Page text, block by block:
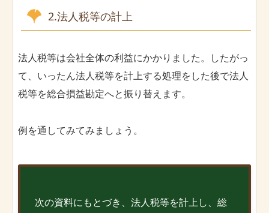
2.法人税等の計上
法人税等は会社全体の利益にかかりました。したがっ
て、いったん法人税等を計上する処理をした後で法人
税等を総合損益勘定へと振り替えます。
例を通してみてみましょう。
次の資料にもとづき、法人税等を計上し、総